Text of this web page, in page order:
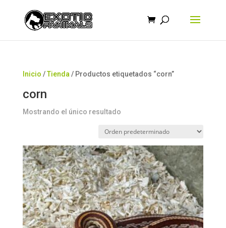
Inicio /Tienda / Productos etiquetados “corn”
corn
Mostrando el único resultado